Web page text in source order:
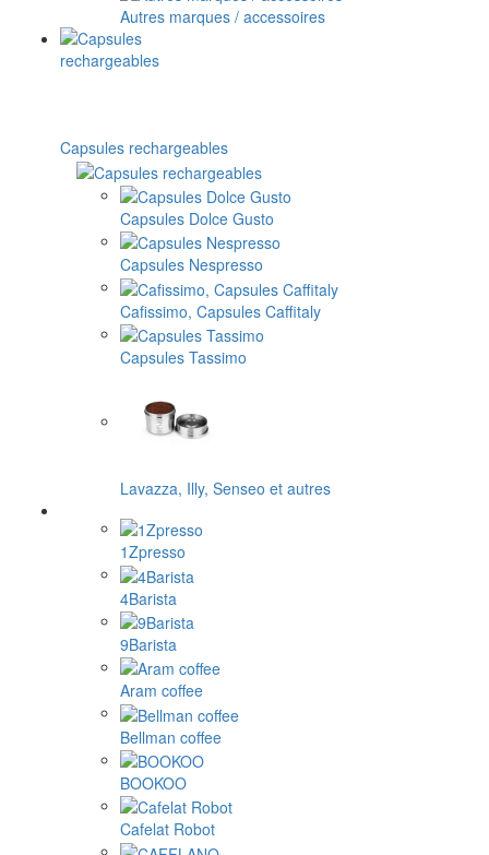
Autres marques / accessoires
Capsules rechargeables
Capsules Dolce Gusto
Capsules Nespresso
Cafissimo, Capsules Caffitaly
Capsules Tassimo
Lavazza, Illy, Senseo et autres
1Zpresso
4Barista
9Barista
Aram coffee
Bellman coffee
BOOKOO
Cafelat Robot